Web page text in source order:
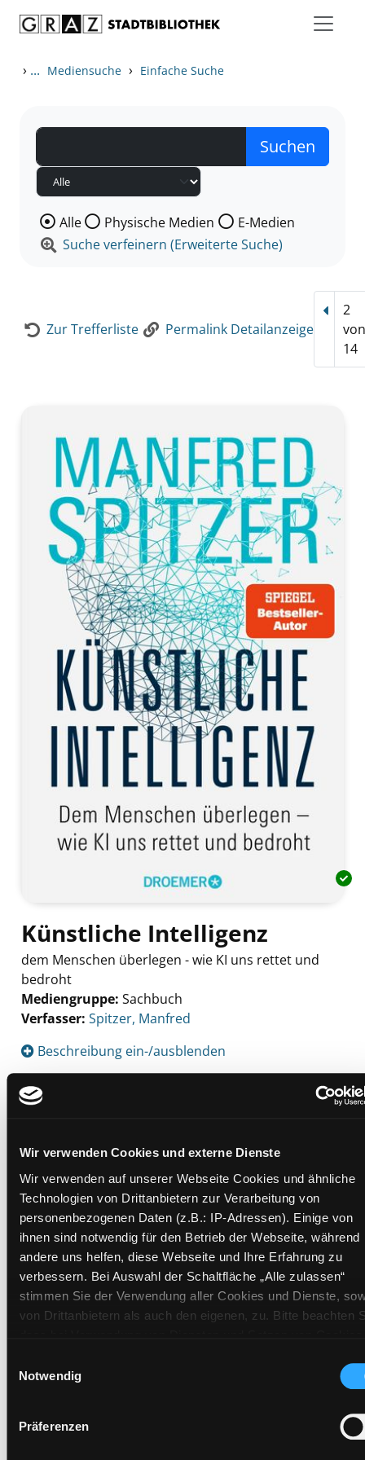
Wir verwenden Cookies und externe Dienste
Wir verwenden auf unserer Webseite Cookies und ähnliche
Technologien von Drittanbietern zur Verarbeitung von
personenbezogenen Daten (z.B.: IP-Adressen). Einige von
ihnen sind notwendig für den Betrieb der Webseite, während
andere uns helfen, diese Webseite und Ihre Erfahrung zu
verbessern. Bei Auswahl der Schaltfläche „Alle zulassen“
stimmen Sie der Verwendung aller Cookies und Dienste,
von Drittanbietern als auch den eigenen, zu. Bitte beachten
(Länder außerhalb des EWR ohne adäquates
Datenschutzniveau) stattfinden kann. In diesem
ausgeschlossen werden. Eine Verarbeitung durch solche
Notwendig
Präferenzen
› ... Mediensuche › Einfache Suche
Wählen Sie die Medienart nach der Sie suchen wollen.
Alle Physische Medien
E-Medien
Suche verfeinern (Erweiterte Suche)
Zur Trefferliste Permalink Detailanzeige
2
14
Künstliche Intelligenz
dem Menschen überlegen - wie KI uns rettet und
bedroht
Mediengruppe: Sachbuch
Verfasser: Suche nach diesem Verfasser
Spitzer, Manfred
Beschreibung ein-/ausblenden
Mehr Informationen ein-/ausblenden
Exemplare
Zweigstelle: Nord - Geidorf
Signatur:NT.EAK SPI
Standort 2: Ausleihe
Status: Entliehen
Vorbestellungen:0
Mediengruppe: Sachbuch